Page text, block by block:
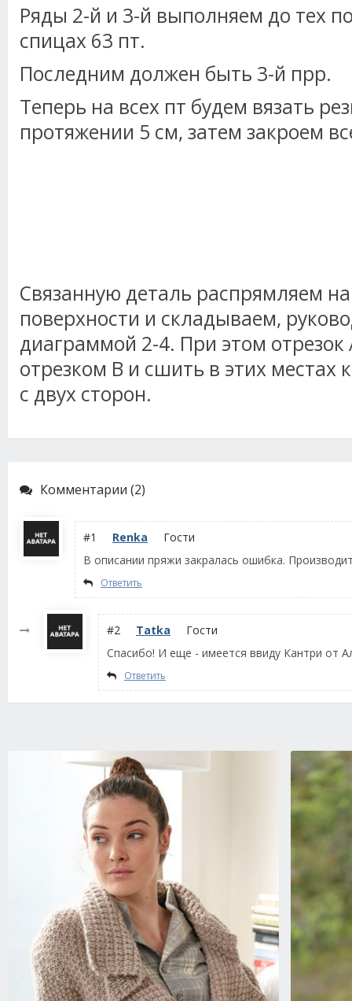
Ряды 2-й и 3-й выполняем до тех
спицах 63 пт.
Последним должен быть 3-й прр.
Теперь на всех пт будем вязать
протяжении 5 см, затем закроем
Связанную деталь распрямляем
поверхности и складываем,
диаграммой 2-4. При этом отрезок
отрезком В и сшить в этих
с двух сторон.
Комментарии (2)
#1 Renka
Гости
В описании пряжи закралась ошибка.
Ответить
#2 Tatka
Гости
Спасибо! И еще - имеется ввиду Кантри от
Ответить